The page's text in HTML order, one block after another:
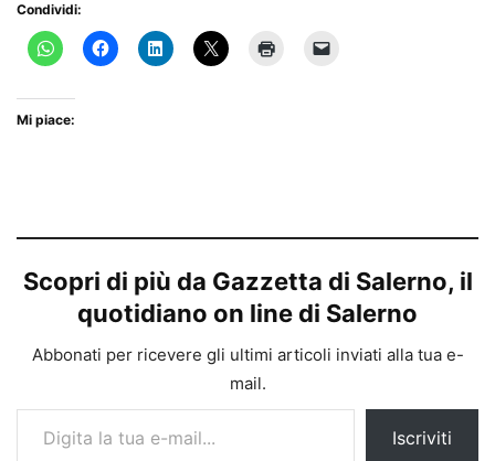
Condividi:
Mi piace:
Scopri di più da Gazzetta di Salerno, il
quotidiano on line di Salerno
Abbonati per ricevere gli ultimi articoli inviati alla tua e-
mail.
Digita la tua e-mail...
Iscriviti